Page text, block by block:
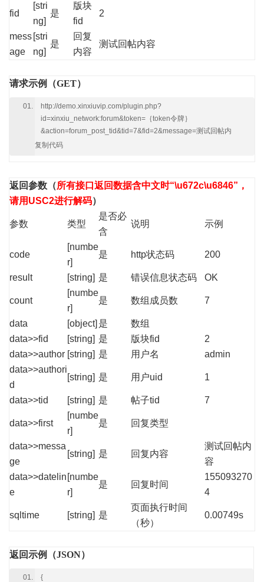
fid
[stri
ng]
是
版块
fid
2
mess
age
[stri
ng]
是
回复
内容
测试回帖内容
请求示例（GET）
http://demo.xinxiuvip.com/plugin.php?
id=xinxiu_network:forum&token=｛token令牌｝
&action=forum_post_tid&tid=7&fid=2&message=测试回帖内
复制代码
返回参数 （所有接口返回数据含中文时“\u672c\u6846”，
请用USC2进行解码）
参数 类型
是否必
含
说明 示例
code
[numbe
r]
是 http状态码 200
result [string] 是 错误信息状态码 OK
count
[numbe
r]
是 数组成员数 7
data [object] 是
数组
data>>fid
[string] 是 版块fid
2
data>>author [string] 是 用户名
admin
data>>authori
d
[string] 是 用户uid 1
data>>tid [string] 是 帖子tid 7
data>>first
[numbe
r]
是 回复类型
data>>messa
ge
[string] 是 回复内容
测试回帖内
容
data>>datelin
e
[numbe
r]
是 回复时间
155093270
4
sqltime [string] 是
页面执行时间
（秒）
0.00749s
返回示例（JSON）
{